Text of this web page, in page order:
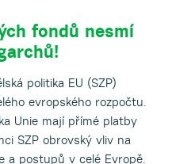
fondů nesmí
politika EU (SZP)
evropského rozpočtu.
Unie mají přímé platby
SZP obrovský vliv na
a postupů v celé Evropě.